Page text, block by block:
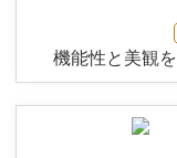
機能性と美観